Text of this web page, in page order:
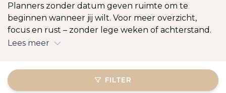
Planners zonder datum geven ruimte om te
beginnen wanneer jij wilt. Voor meer overzicht,
focus en rust – zonder lege weken of achterstand.
Lees meer
FILTER